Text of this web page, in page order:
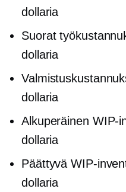
dollaria
Suorat
dollaria
dollaria
Alkuperäinen WIP-
dollaria
Päättyvä WIP-
dollaria